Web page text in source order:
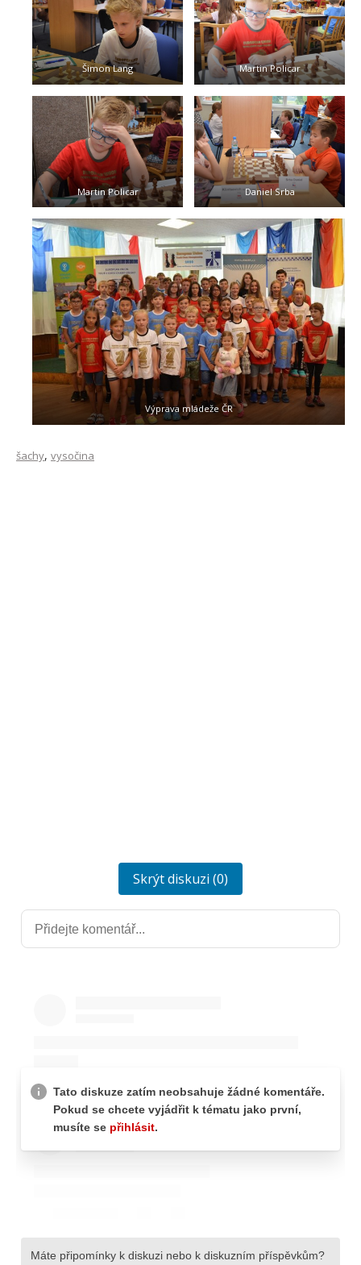
Šimon Lang Martin Policar
Martin Policar Daniel Srba
Výprava mládeže ČR
šachy, vysočina
Skrýt diskuzi (0)